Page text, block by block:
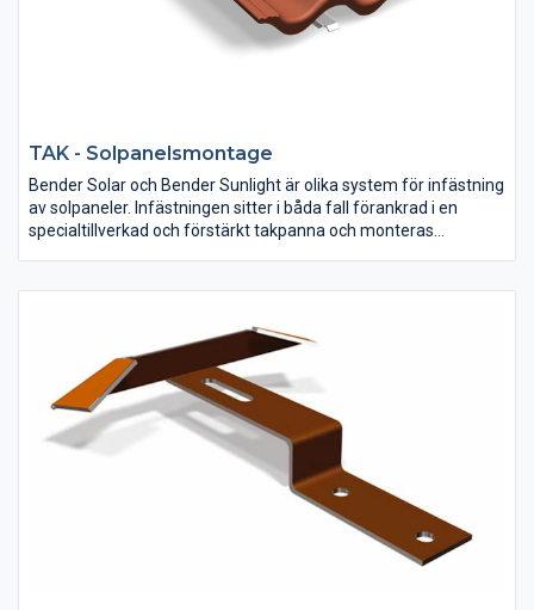
TAK - Solpanelsmontage
Bender Solar och Bender Sunlight är olika system för infästning
av solpaneler. Infästningen sitter i båda fall förankrad i en
specialtillverkad och förstärkt takpanna och monteras